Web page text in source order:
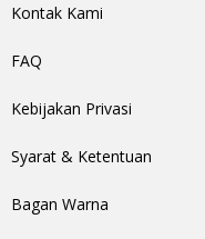
Kontak Kami
FAQ
Kebijakan Privasi
Syarat & Ketentuan
Bagan Warna